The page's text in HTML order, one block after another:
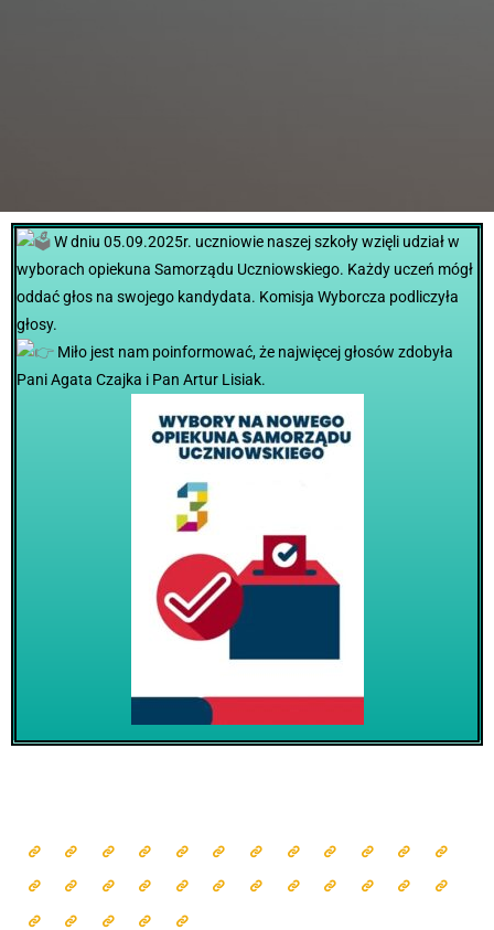
W dniu 05.09.2025r. uczniowie naszej szkoły wzięli udział w
wyborach opiekuna Samorządu Uczniowskiego. Każdy uczeń mógł
oddać głos na swojego kandydata. Komisja Wyborcza podliczyła
głosy.
Miło jest nam poinformować, że najwięcej głosów zdobyła
Pani Agata Czajka i Pan Artur Lisiak.